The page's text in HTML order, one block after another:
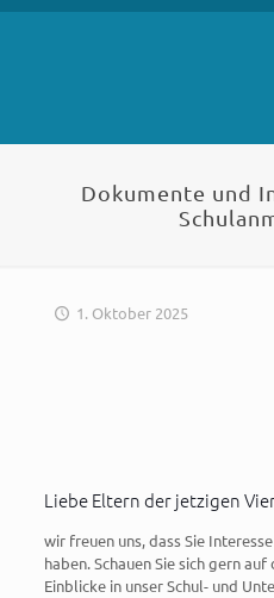
Dokumente und
1. Oktober 2025
Liebe Eltern der jetzigen
wir freuen uns, dass Sie
haben. Schauen Sie sich gern
Einblicke in unser Schul- und